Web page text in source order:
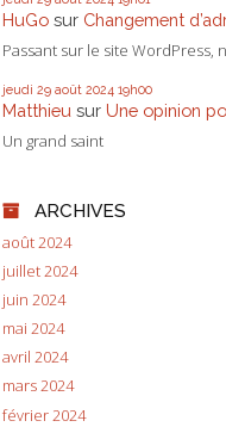
HuGo sur Changement
Passant sur le site
jeudi 29 août 2024 19h00
Matthieu sur Une opinion
Un grand saint
ARCHIVES
août 2024
juillet 2024
juin 2024
mai 2024
avril 2024
mars 2024
février 2024